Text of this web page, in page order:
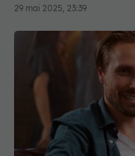
29 mai 2025, 23:39